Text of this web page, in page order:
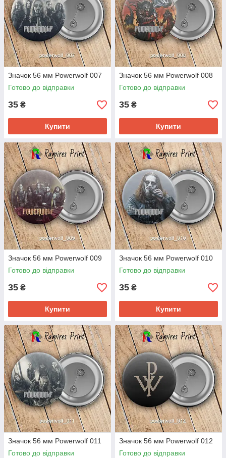
Значок 56 мм Powerwolf 007
Готово до відправки
35 ₴
Купити
Значок 56 мм Powerwolf 008
Готово до відправки
35 ₴
Купити
Значок 56 мм Powerwolf 009
Готово до відправки
35 ₴
Купити
Значок 56 мм Powerwolf 010
Готово до відправки
35 ₴
Купити
Значок 56 мм Powerwolf 011
Готово до відправки
Значок 56 мм Powerwolf 012
Готово до відправки